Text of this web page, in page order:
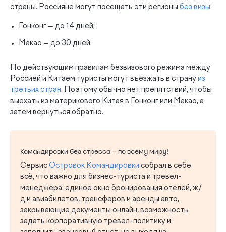
страны. Россияне могут посещать эти регионы без визы:
Гонконг — до 14 дней;
Макао — до 30 дней.
По действующим правилам безвизового режима между
Россией и Китаем туристы могут въезжать в страну из
третьих стран. Поэтому обычно нет препятствий, чтобы
выехать из материкового Китая в Гонконг или Макао, а
затем вернуться обратно.
Командировки без стресса — по всему миру!
Сервис Островок Командировки собрал в себе
всё, что важно для бизнес-туриста и тревел-
менеджера: единое окно бронирования отелей, ж/
д и авиабилетов, трансферов и аренды авто,
закрывающие документы онлайн, возможность
задать корпоративную тревел-политику и